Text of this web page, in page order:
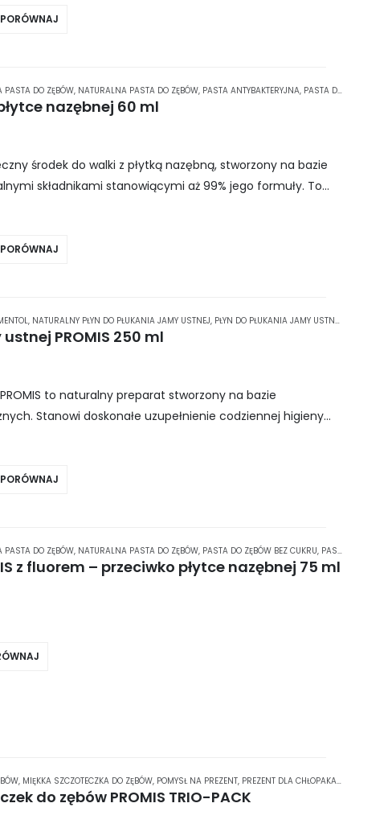
PORÓWNAJ
PASTA DO ZĘBÓW, NATURALNA PASTA DO ZĘBÓW, PASTA ANTYBAKTERYJNA, PASTA DO ZĘBÓW BEZ CUKRU
nazębnej 60 ml
środek do walki z płytką nazębną, stworzony na bazie
składnikami stanowiącymi aż 99% jego formuły. To
PORÓWNAJ
, NATURALNY PŁYN DO PŁUKANIA JAMY USTNEJ, PŁYN DO PŁUKANIA JAMY USTNEJ
PROMIS 250 ml
to naturalny preparat stworzony na bazie
Stanowi doskonałe uzupełnienie codziennej higieny
po szczotkowaniu zębów pastą PROMIS….
PORÓWNAJ
PASTA DO ZĘBÓW, NATURALNA PASTA DO ZĘBÓW, PASTA DO ZĘBÓW BEZ CUKRU, PASTA DO ZĘBÓW BEZ SLS
z fluorem – przeciwko płytce nazębnej 75 ml
, MIĘKKA SZCZOTECZKA DO ZĘBÓW, POMYSŁ NA PREZENT, PREZENT DLA CHŁOPAKA,PREZENT
do zębów PROMIS TRIO-PACK